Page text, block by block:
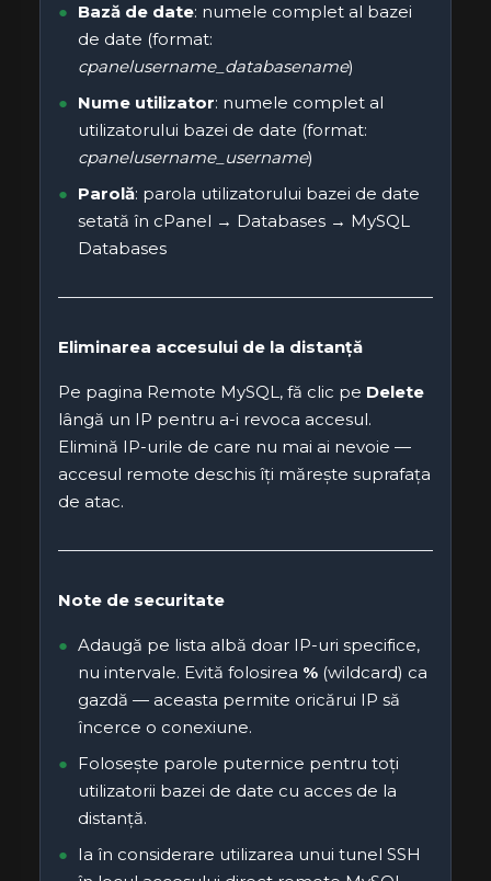
Bază de date: numele complet al bazei
de date (format:
cpanelusername_databasename)
Nume utilizator: numele complet al
utilizatorului bazei de date (format:
cpanelusername_username)
Parolă: parola utilizatorului bazei de date
setată în cPanel → Databases → MySQL
Databases
Eliminarea accesului de la distanță
Pe pagina Remote MySQL, fă clic pe Delete
lângă un IP pentru a-i revoca accesul.
Elimină IP-urile de care nu mai ai nevoie —
accesul remote deschis îți mărește suprafața
de atac.
Note de securitate
Adaugă pe lista albă doar IP-uri specifice,
nu intervale. Evită folosirea % (wildcard) ca
gazdă — aceasta permite oricărui IP să
încerce o conexiune.
Folosește parole puternice pentru toți
utilizatorii bazei de date cu acces de la
distanță.
Ia în considerare utilizarea unui tunel SSH